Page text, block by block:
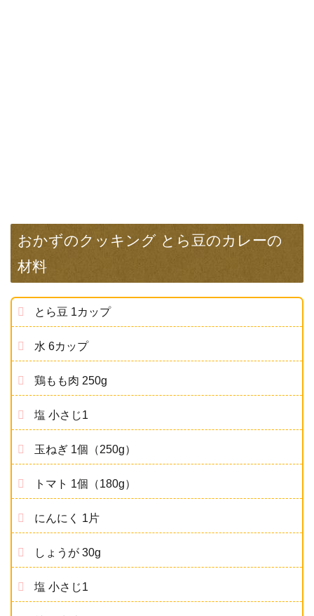
おかずのクッキング とら豆のカレーの
材料
とら豆 1カップ
水 6カップ
鶏もも肉 250g
塩 小さじ1
玉ねぎ 1個（250g）
トマト 1個（180g）
にんにく 1片
しょうが 30g
塩 小さじ1